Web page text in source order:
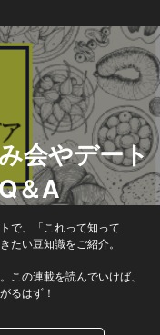
会やデート
＆A
で、「これって知って
たい豆知識をご紹介。
の連載を読んでいけば、
るはず！